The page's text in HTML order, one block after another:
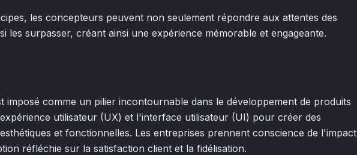
les concepteurs peuvent non seulement répondre aux attentes des
les surpasser, créant ainsi une expérience mémorable et engageante.
imposé comme un pilier incontournable dans le développement de produits
utilisateur (UX) et l'interface utilisateur (UI) pour créer des
et fonctionnelles. Les entreprises prennent conscience de l'impact
réfléchie sur la satisfaction client et la fidélisation.